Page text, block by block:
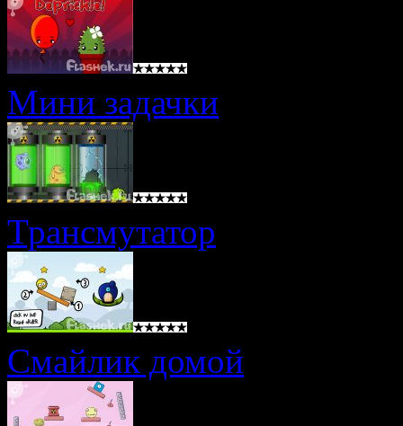
Мини задачки
Трансмутатор
Смайлик домой